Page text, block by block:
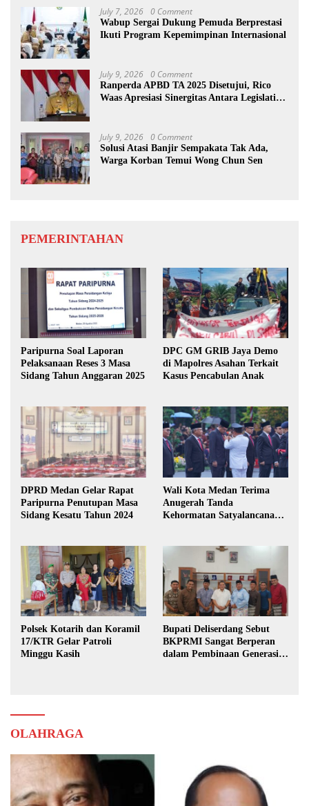
July 7, 2026 0 Comment
Wabup Sergai Dukung Pemuda Berprestasi
Ikuti Program Kepemimpinan Internasional
July 9, 2026 0 Comment
Ranperda APBD TA 2025 Disetujui, Rico
Waas Apresiasi Sinergitas Antara Legislatif
July 9, 2026 0 Comment
Solusi Atasi Banjir Sempakata Tak Ada,
Warga Korban Temui Wong Chun Sen
PEMERINTAHAN
Paripurna Soal Laporan
Pelaksanaan Reses 3 Masa
Sidang Tahun Anggaran 2025
DPC GM GRIB Jaya Demo
di Mapolres Asahan Terkait
Kasus Pencabulan Anak
DPRD Medan Gelar Rapat
Paripurna Penutupan Masa
Sidang Kesatu Tahun 2024
Wali Kota Medan Terima
Anugerah Tanda
Kehormatan Satyalancana
Polsek Kotarih dan Koramil
17/KTR Gelar Patroli
Minggu Kasih
Bupati Deliserdang Sebut
BKPRMI Sangat Berperan
dalam Pembinaan Generasi
OLAHRAGA